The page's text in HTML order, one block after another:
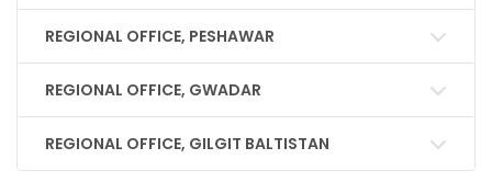
REGIONAL OFFICE, PESHAWAR
REGIONAL OFFICE, GWADAR
REGIONAL OFFICE, GILGIT BALTISTAN